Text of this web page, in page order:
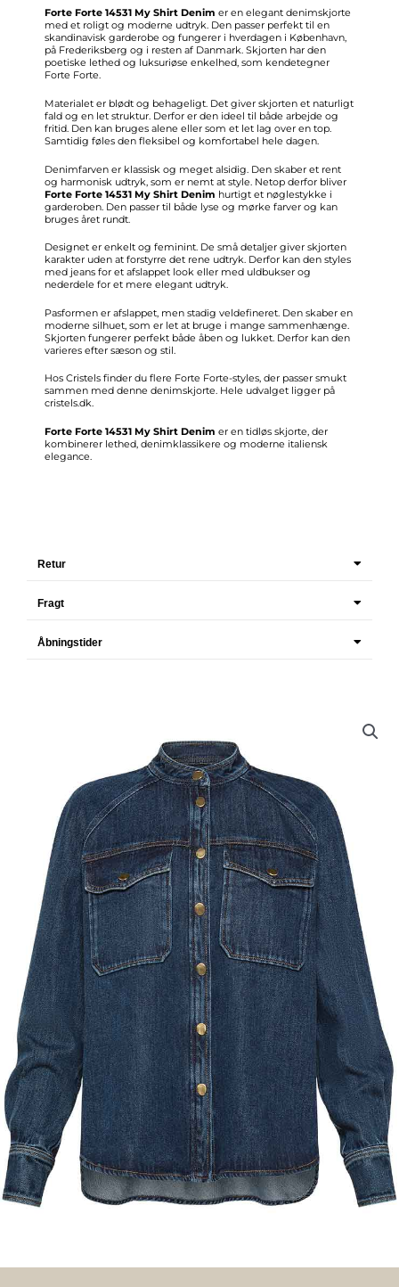
Forte Forte 14531 My Shirt Denim er en elegant denimskjorte
med et roligt og moderne udtryk. Den passer perfekt til en
skandinavisk garderobe og fungerer i hverdagen i København,
på Frederiksberg og i resten af Danmark. Skjorten har den
poetiske lethed og luksuriøse enkelhed, som kendetegner
Forte Forte.
Materialet er blødt og behageligt. Det giver skjorten et naturligt
fald og en let struktur. Derfor er den ideel til både arbejde og
fritid. Den kan bruges alene eller som et let lag over en top.
Samtidig føles den fleksibel og komfortabel hele dagen.
Denimfarven er klassisk og meget alsidig. Den skaber et rent
og harmonisk udtryk, som er nemt at style. Netop derfor bliver
Forte Forte 14531 My Shirt Denim hurtigt et nøglestykke i
garderoben. Den passer til både lyse og mørke farver og kan
bruges året rundt.
Designet er enkelt og feminint. De små detaljer giver skjorten
karakter uden at forstyrre det rene udtryk. Derfor kan den styles
med jeans for et afslappet look eller med uldbukser og
nederdele for et mere elegant udtryk.
Pasformen er afslappet, men stadig veldefineret. Den skaber en
moderne silhuet, som er let at bruge i mange sammenhænge.
Skjorten fungerer perfekt både åben og lukket. Derfor kan den
varieres efter sæson og stil.
Hos Cristels finder du flere Forte Forte-styles, der passer smukt
sammen med denne denimskjorte. Hele udvalget ligger på
cristels.dk.
Forte Forte 14531 My Shirt Denim er en tidløs skjorte, der
kombinerer lethed, denimklassikere og moderne italiensk
elegance.
Retur
Fragt
Åbningstider